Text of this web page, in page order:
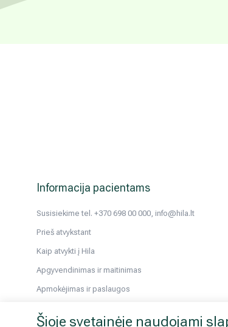
Šioje svetainėje naudojami
Informacija pacientams
Susisiekime tel. +370 698 00 000, info@hila.lt
Prieš atvykstant
Kaip atvykti į Hila
Apgyvendinimas ir maitinimas
Apmokėjimas ir paslaugos